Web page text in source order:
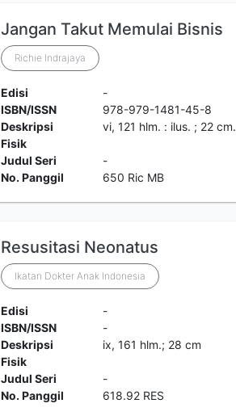
Jangan Takut Memulai Bisnis
Richie Indrajaya
Edisi
-
ISBN/ISSN
978-979-1481-45-8
Deskripsi
Fisik
vi, 121 hlm. : ilus. ; 22 cm.
Judul Seri
-
No. Panggil
650 Ric MB
Resusitasi Neonatus
Ikatan Dokter Anak Indonesia
Edisi
-
ISBN/ISSN
-
Deskripsi
Fisik
ix, 161 hlm.; 28 cm
Judul Seri
-
No. Panggil
618.92 RES